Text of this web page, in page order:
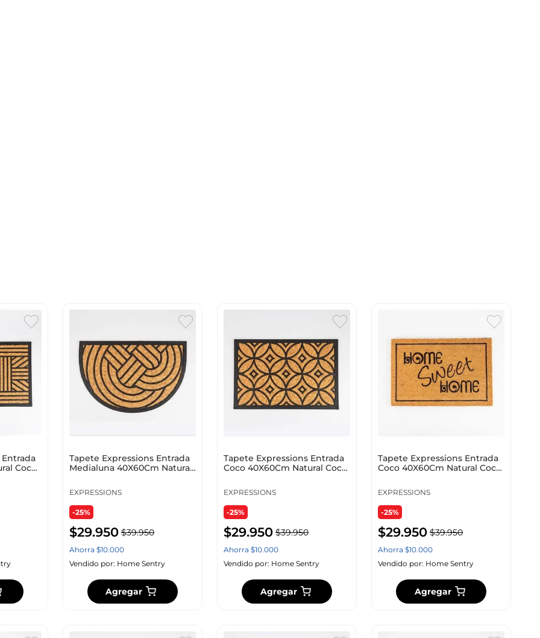
Coco
Tapete Expressions Entrada
Medialuna 40X60Cm Natural
EXPRESSIONS
-25%
$29.950 $39.950
Ahorra $10.000
Vendido por: Home Sentry
Agregar
Tapete Expressions Entrada
Coco 40X60Cm Natural Coco
EXPRESSIONS
-25%
$29.950 $39.950
Ahorra $10.000
Vendido por: Home Sentry
Agregar
Tapete Expressions Entrada
Coco 40X60Cm Natural Coco
EXPRESSIONS
-25%
$29.950 $39.950
Ahorra$10.000
Vendido por: Home Sentry
Agregar